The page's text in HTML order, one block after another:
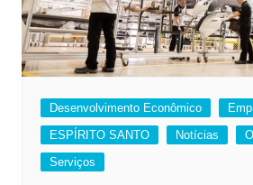
Desenvolvimento Econômico
ESPÍRITO SANTO
Notícias
Serviços